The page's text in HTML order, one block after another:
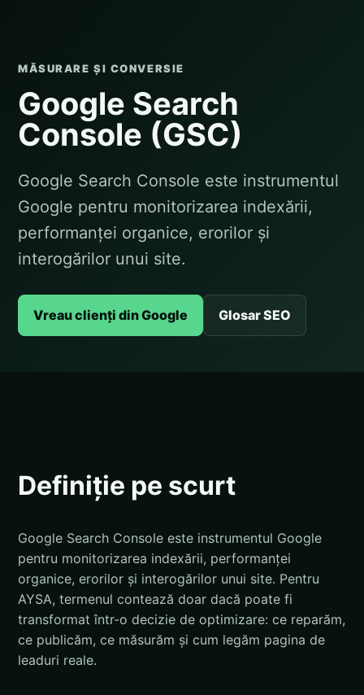
MĂSURARE ȘI CONVERSIE
Google Search
Console (GSC)
Google Search Console este instrumentul
Google pentru monitorizarea indexării,
performanței organice, erorilor și
interogărilor unui site.
Vreau clienți din Google Glosar SEO
Definiție pe scurt
Google Search Console este instrumentul Google
pentru monitorizarea indexării, performanței
organice, erorilor și interogărilor unui site. Pentru
AYSA, termenul contează doar dacă poate fi
transformat într-o decizie de optimizare: ce reparăm,
ce publicăm, ce măsurăm și cum legăm pagina de
leaduri reale.